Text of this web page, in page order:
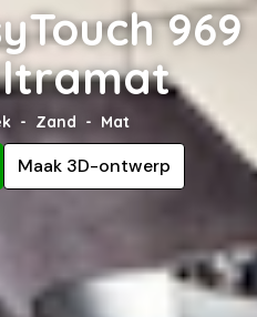
969
Zand Mat
Maak 3D-ontwerp